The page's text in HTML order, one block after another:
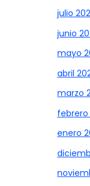
julio
junio
mayo
abril
marzo
febrero
enero